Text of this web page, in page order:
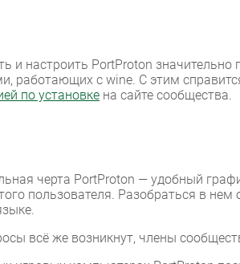
и настроить PortProton
работающих с wine. С этим
по установке на сайте сообщества.
черта PortProton — удобный
пользователя. Разобраться в
всё же возникнут, члены